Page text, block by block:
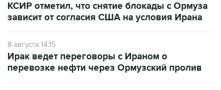
КСИР отметил, что снятие блокады с Ормуза
зависит от согласия США на условия Ирана
8 августа 14:15
Ирак ведет переговоры с Ираном о
перевозке нефти через Ормузский пролив